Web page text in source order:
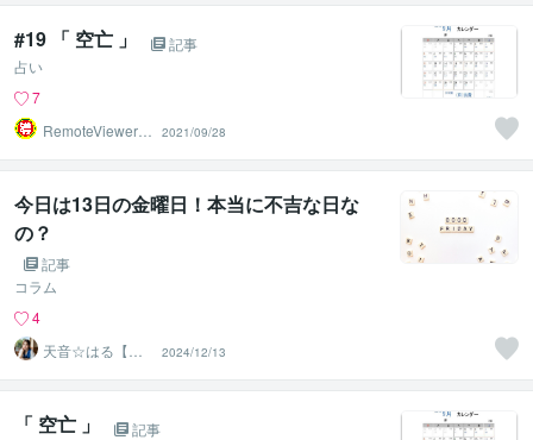
#19 「 空亡 」
記事
占い
7
RemoteViewer導
2021/09/28
今日は13日の金曜日！本当に不吉な日な
の？
記事
コラム
4
天音☆はる【ス
ターシード覚醒
ヒーラー】
2024/12/13
「 空亡 」
記事